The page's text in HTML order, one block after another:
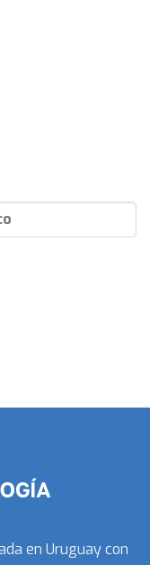
en Uruguay con